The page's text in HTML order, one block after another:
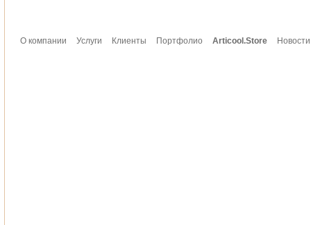
О компании Услуги Клиенты Портфолио Articool.Store Новости